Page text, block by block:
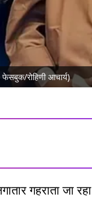
फेसबुक/रोहिणी आचार्य)
गहराता जा